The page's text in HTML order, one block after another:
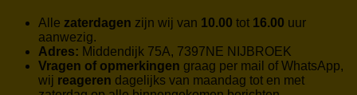
Alle zaterdagen zijn wij van 10.00 tot 16.00 uur
aanwezig.
Adres: Middendijk 75A, 7397NE NIJBROEK
Vragen of opmerkingen graag per mail of WhatsApp,
wij reageren dagelijks van maandag tot en met